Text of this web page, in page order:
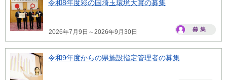
令和8年度彩の国埼玉環境大賞の募集
2026年7月9日～2026年9月30日
令和9年度からの県施設指定管理者の募集